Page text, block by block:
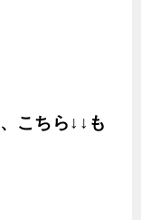
こちら↓↓も